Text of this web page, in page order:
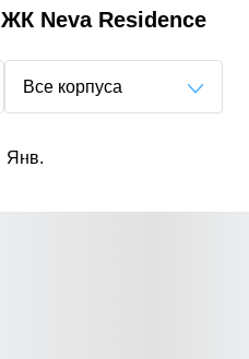
ЖК Neva Residence
Все корпуса
Янв.